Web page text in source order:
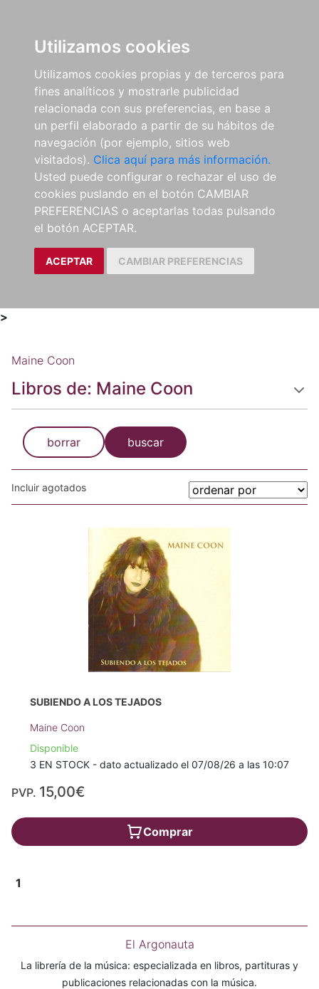
Utilizamos cookies
Utilizamos cookies propias y de terceros para
fines analíticos y mostrarle publicidad
relacionada con sus preferencias, en base a
un perfil elaborado a partir de su hábitos de
navegación (por ejemplo, sitios web
visitados). Clica aquí para más información.
Usted puede configurar o rechazar el uso de
cookies puslando en el botón CAMBIAR
PREFERENCIAS o aceptarlas todas pulsando
el botón ACEPTAR.
ACEPTAR CAMBIAR PREFERENCIAS
>
Maine Coon
Libros de: Maine Coon
borrar buscar
Incluir agotados
SUBIENDO A LOS TEJADOS
Maine Coon
Disponible
3 EN STOCK - dato actualizado el 07/08/26 a las 10:07
PVP. 15,00€
Comprar
1
El Argonauta
La librería de la música: especializada en libros, partituras y
publicaciones relacionadas con la música.